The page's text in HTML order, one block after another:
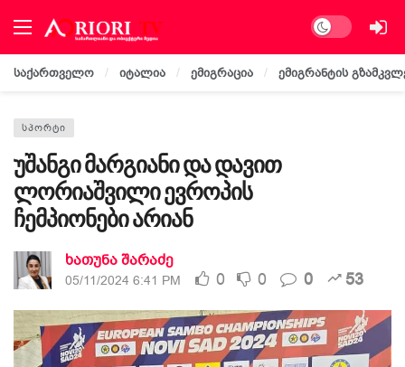
Dark mode
საქართველო იტალია ემიგრაცია ემიგრანტის
ᲡᲞᲝᲠᲢᲘ
უშანგი მარგიანი და დავით
ლორიაშვილი ევროპის
ჩემპიონები არიან
ხათუნა შარაძე
05/11/2024 6:41 PM 0 0 0 53